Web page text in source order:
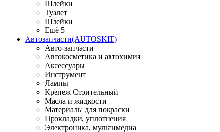
Шлейки
Туалет
Шлейки
Ещё 5
Автозапчасти(AUTOSKIT)
Авто-запчасти
Автокосметика и автохимия
Аксессуары
Инструмент
Лампы
Крепеж Стоительный
Масла и жидкости
Материалы для покраски
Прокладки, уплотнения
Электроника, мультимедиа